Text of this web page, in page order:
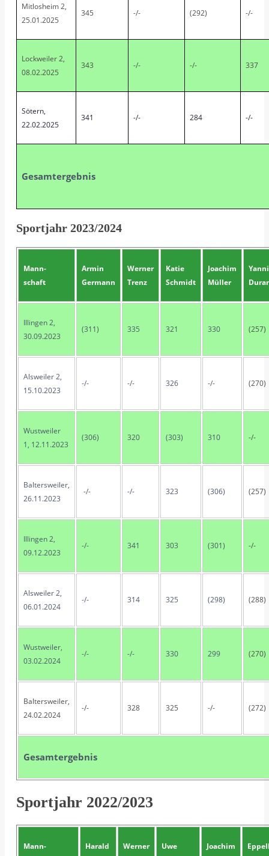
Mitlosheim 2,
25.01.2025
345 -/- (292) -/-
Lockweiler 2,
08.02.2025
343 -/- -/- 337
Sötern,
22.02.2025
341 -/- 284 -/-
Gesamtergebnis
Sportjahr 2023/2024
Mann-
schaft
Armin
Germann
Werner
Trenz
Katie
Schmidt
Joachim
Müller
Illingen 2,
30.09.2023
(311) 335 321 330 (257)
Alsweiler 2,
15.10.2023
-/- -/- 326 -/- (270)
Wustweiler
1, 12.11.2023
(306) 320 (303) 310 -/-
Baltersweiler,
26.11.2023
-/- -/- 323 (306) (257)
Illingen 2,
09.12.2023
-/- 341 303 (301) -/-
Alsweiler 2,
06.01.2024
-/- 314 325 (298) (288)
Wustweiler,
03.02.2024
-/- -/- 330 299 (270)
Baltersweiler,
24.02.2024
-/- 328 325 -/- (272)
Gesamtergebnis
Sportjahr 2022/2023
Mann-
Harald
Werner
Uwe
Joachim